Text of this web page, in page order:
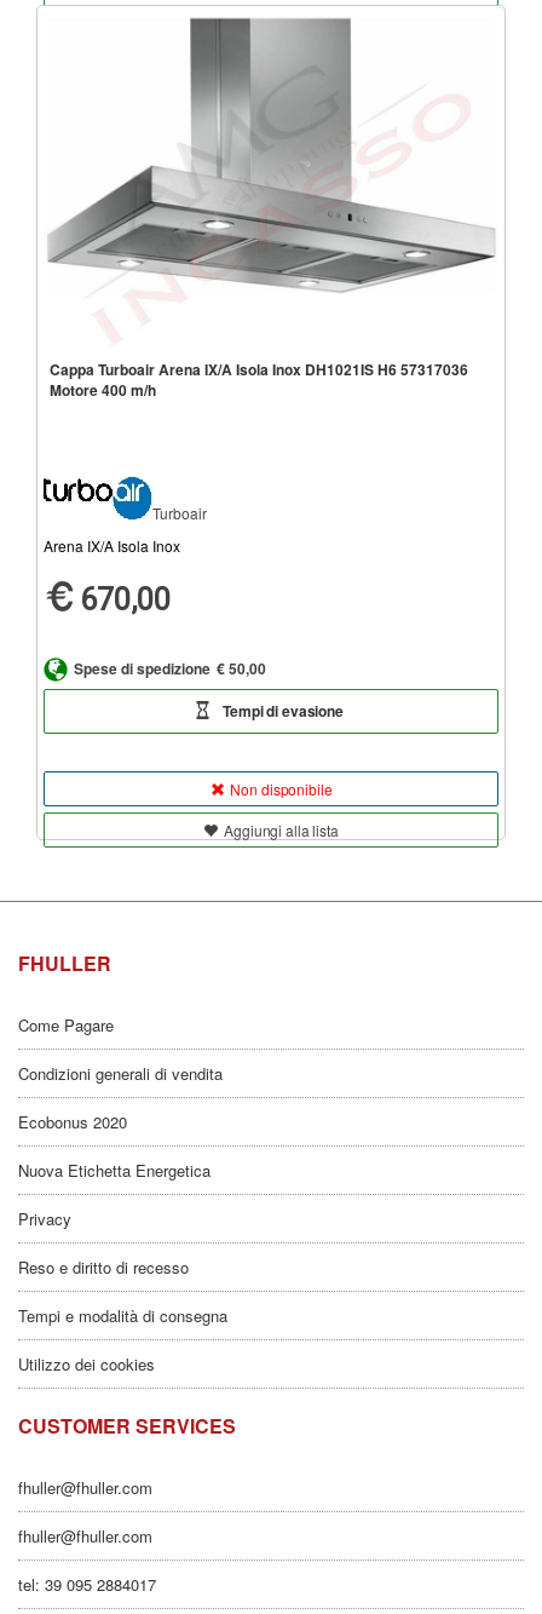
Cappa Turboair Arena IX/A Isola Inox DH1021IS H6 57317036
Motore 400 m/h
Turboair
Arena IX/A Isola Inox
670,00
Spese di spedizione € 50,00
Tempi di evasione
Non disponibile
Aggiungi alla lista
FHULLER
Come Pagare
Condizioni generali di vendita
Ecobonus 2020
Nuova Etichetta Energetica
Privacy
Reso e diritto di recesso
Tempi e modalità di consegna
Utilizzo dei cookies
CUSTOMER SERVICES
fhuller@fhuller.com
fhuller@fhuller.com
tel: 39 095 2884017